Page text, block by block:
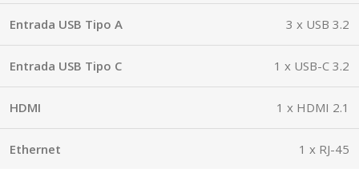
Entrada USB Tipo A 3 x USB 3.2
Entrada USB Tipo C 1 x USB-C 3.2
HDMI 1 x HDMI 2.1
Ethernet 1 x RJ-45